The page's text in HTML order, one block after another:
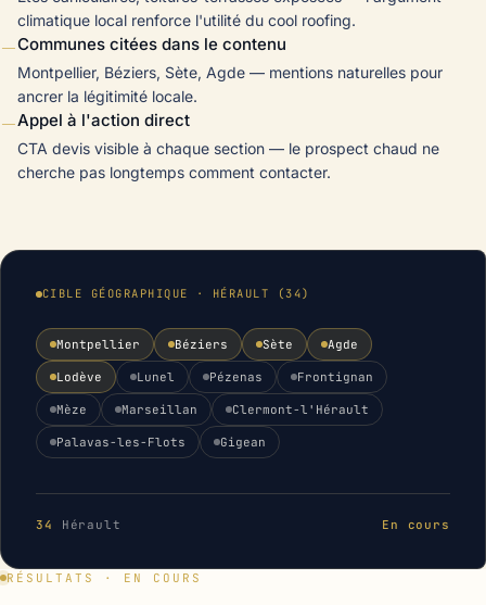
climatique local renforce l'utilité du cool roofing.
—Communes citées dans le contenu
Montpellier, Béziers, Sète, Agde — mentions naturelles pour
ancrer la légitimité locale.
—Appel à l'action direct
CTA devis visible à chaque section — le prospect chaud ne
cherche pas longtemps comment contacter.
CIBLE GÉOGRAPHIQUE · HÉRAULT (34)
Montpellier Béziers Sète Agde
Lodève Lunel Pézenas Frontignan
Mèze Marseillan Clermont-l'Hérault
Palavas-les-Flots Gigean
34 Hérault En cours
RÉSULTATS · EN COURS